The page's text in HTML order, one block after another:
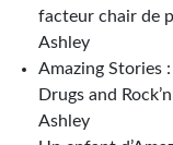
facteur chair de
Ashley
Amazing Stories
Drugs and
Ashley